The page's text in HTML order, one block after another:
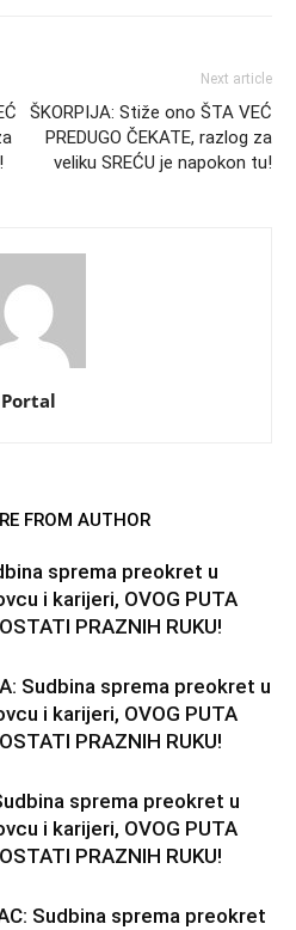
Next article
ŠKORPIJA: Stiže ono ŠTA VEĆ
PREDUGO ČEKATE, razlog za
veliku SREĆU je napokon tu!
Portal
FROM AUTHOR
sprema preokret u
i karijeri, OVOG PUTA
PRAZNIH RUKU!
Sudbina sprema preokret u
i karijeri, OVOG PUTA
PRAZNIH RUKU!
sprema preokret u
i karijeri, OVOG PUTA
PRAZNIH RUKU!
Sudbina sprema preokret